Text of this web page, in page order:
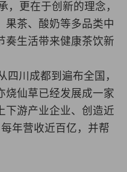
，更在于创新的理念，
果茶、酸奶等多品类中
生活带来健康茶饮新
四川成都到遍布全国，
烧仙草已经发展成一家
下游产业企业、创造近
年营收近百亿，并帮